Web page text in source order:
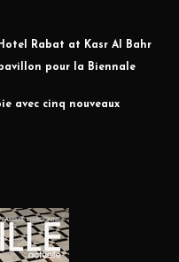
Rabat at Kasr Al Bahr
pour la Biennale
avec cinq nouveaux